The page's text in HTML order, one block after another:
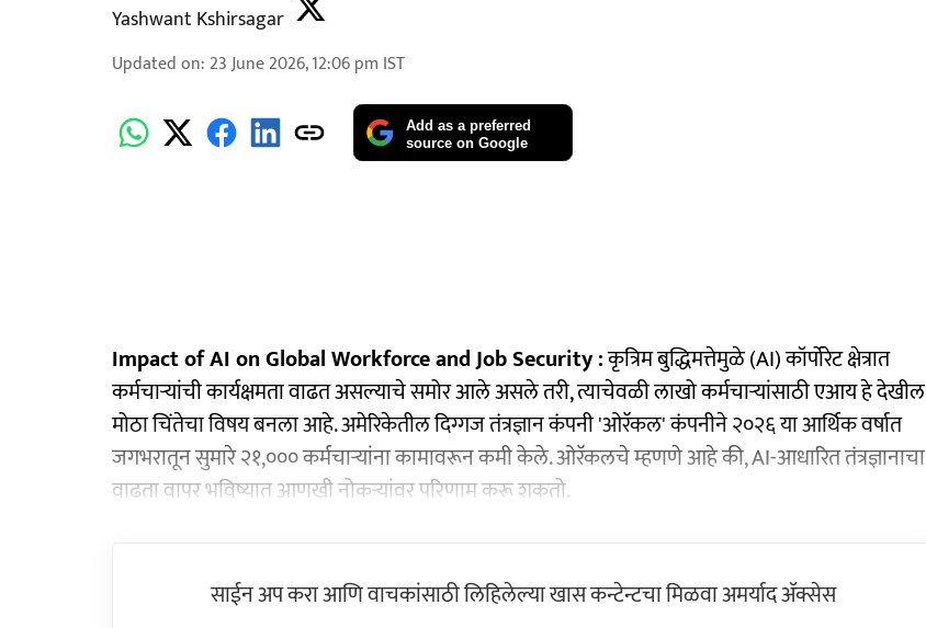
Yashwant Kshirsagar
Updated on: 23 June 2026, 12:06 pm IST
Add as a preferred
source on Google
Impact of AI on Global Workforce and Job Security :कृत्रिम बुद्धिमत्तेमुळे (AI) कॉर्पोरेट क्षेत्रात
कर्मचाऱ्यांची कार्यक्षमता वाढत असल्याचे समोर आले असले तरी, त्याचेवळी लाखो कर्मचाऱ्यांसाठी एआय हे देखील
मोठा चिंतेचा विषय बनला आहे. अमेरिकेतील दिग्गज तंत्रज्ञान कंपनी 'ओरॅकल' कंपनीने २०२६ या आर्थिक वर्षात
जगभरातून सुमारे २१,००० कर्मचाऱ्यांना कामावरून कमी केले. ओरॅकलचे म्हणणे आहे की, AI-आधारित तंत्रज्ञानाचा
वाढता वापर भविष्यात आणखी नोकऱ्यांवर परिणाम करू शकतो.
साईन अप करा आणि वाचकांसाठी लिहिलेल्या खास कन्टेन्टचा मिळवा अमर्याद ॲक्सेस